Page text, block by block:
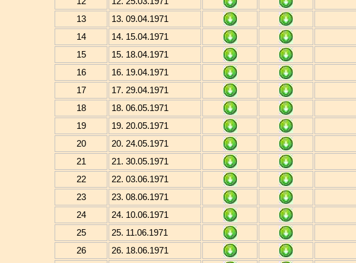
13
13. 09.04.1971
14
14. 15.04.1971
15
15. 18.04.1971
16
16. 19.04.1971
17
17. 29.04.1971
18
18. 06.05.1971
19
19. 20.05.1971
20
20. 24.05.1971
21
21. 30.05.1971
22
22. 03.06.1971
23
23. 08.06.1971
24
24. 10.06.1971
25
25. 11.06.1971
26
26. 18.06.1971